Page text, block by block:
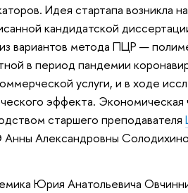
Идея стартапа возникла
кандидатской
вариантов метода ПЦР —
в период пандемии
услуги, и в ходе
эффекта. Экономическая
старшего преподавателя
Александровны
Юрия Анатольевича